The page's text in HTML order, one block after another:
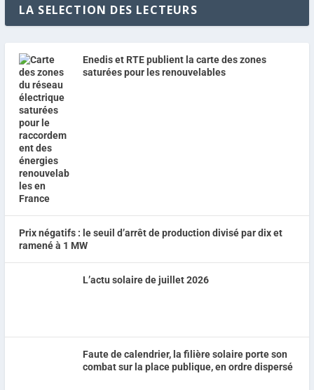
LA SELECTION DES LECTEURS
Enedis et RTE publient la carte des zones
saturées pour les renouvelables
Prix négatifs : le seuil d’arrêt de production divisé par dix et
ramené à 1 MW
L’actu solaire de juillet 2026
Faute de calendrier, la filière solaire porte son
combat sur la place publique, en ordre dispersé